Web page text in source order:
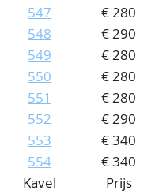
547
€ 280
548
€ 290
549
€ 280
550
€ 280
551
€ 280
552
€ 290
553
€ 340
554
€ 340
Kavel
Prijs